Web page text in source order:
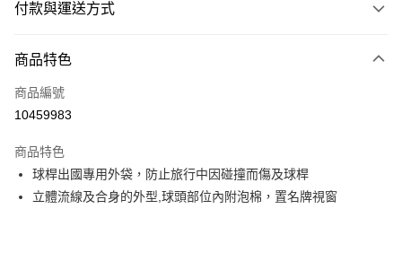
付款與運送方式
信用卡一次付款
超商取貨付款
Apple Pay
悠遊付
商品特色
商品編號
10459983
商品特色
球桿出國專用外袋，防止旅行中因碰撞而傷及球桿
立體流線及合身的外型,球頭部位內附泡棉，置名牌視窗